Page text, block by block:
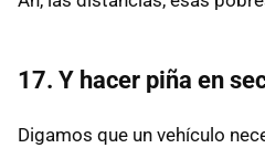
17. Y hacer piña en
Digamos que un vehículo